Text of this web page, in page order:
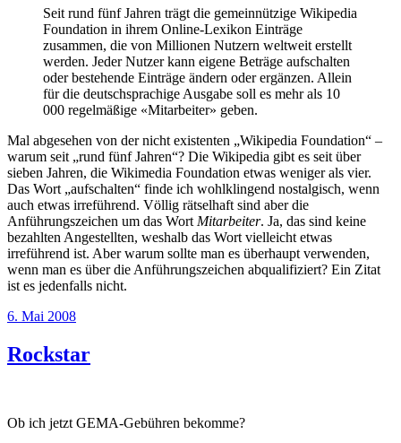
Seit rund fünf Jahren trägt die gemeinnützige Wikipedia
Foundation in ihrem Online-Lexikon Einträge
zusammen, die von Millionen Nutzern weltweit erstellt
werden. Jeder Nutzer kann eigene Beträge aufschalten
oder bestehende Einträge ändern oder ergänzen. Allein
für die deutschsprachige Ausgabe soll es mehr als 10
000 regelmäßige «Mitarbeiter» geben.
Mal abgesehen von der nicht existenten „Wikipedia Foundation“ –
warum seit „rund fünf Jahren“? Die Wikipedia gibt es seit über
sieben Jahren, die Wikimedia Foundation etwas weniger als vier.
Das Wort „aufschalten“ finde ich wohlklingend nostalgisch, wenn
auch etwas irreführend. Völlig rätselhaft sind aber die
Anführungszeichen um das Wort Mitarbeiter. Ja, das sind keine
bezahlten Angestellten, weshalb das Wort vielleicht etwas
irreführend ist. Aber warum sollte man es überhaupt verwenden,
wenn man es über die Anführungszeichen abqualifiziert? Ein Zitat
ist es jedenfalls nicht.
Veröffentlicht
6. Mai 2008
Rockstar
Ob ich jetzt GEMA-Gebühren bekomme?